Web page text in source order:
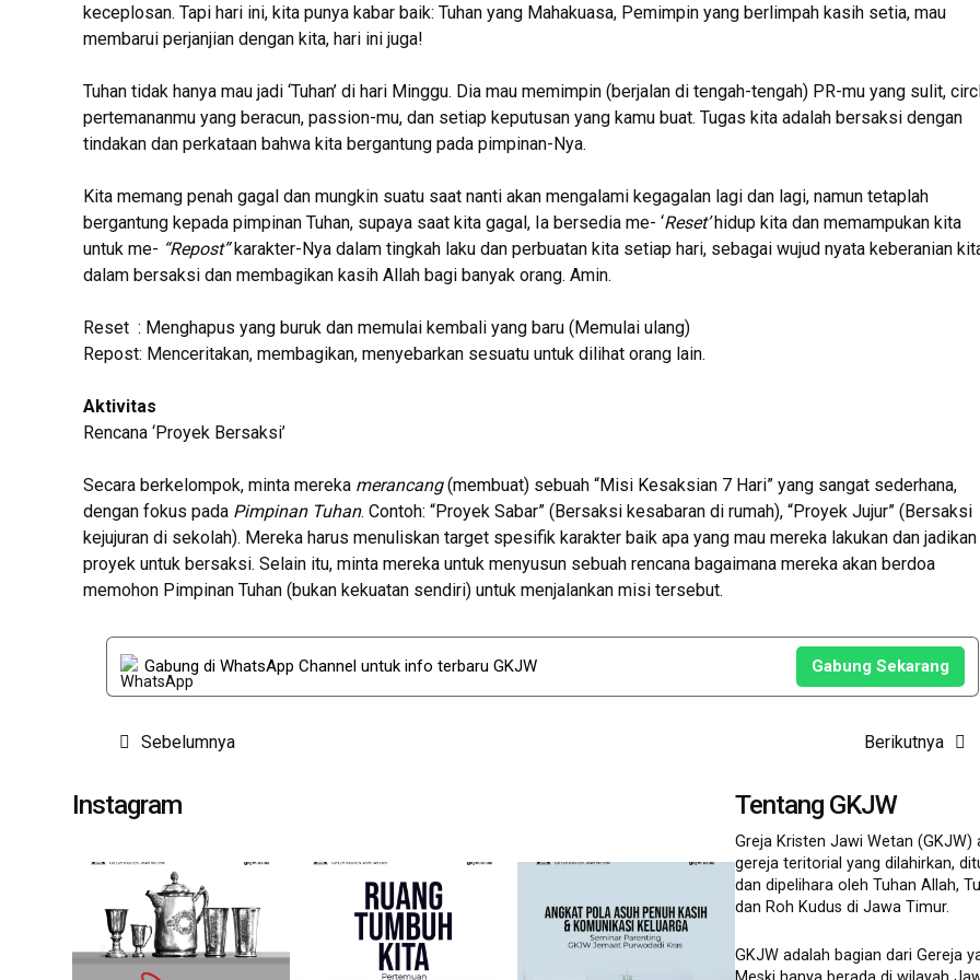
keceplosan. Tapi hari ini, kita punya kabar baik: Tuhan yang Mahakuasa, Pemimpin yang berlimpah kasih setia, mau
membarui perjanjian dengan kita, hari ini juga!
Tuhan tidak hanya mau jadi ‘Tuhan’ di hari Minggu. Dia mau memimpin (berjalan di tengah-tengah) PR-mu yang sulit,
pertemananmu yang beracun, passion-mu, dan setiap keputusan yang kamu buat. Tugas kita adalah bersaksi dengan
tindakan dan perkataan bahwa kita bergantung pada pimpinan-Nya.
Kita memang penah gagal dan mungkin suatu saat nanti akan mengalami kegagalan lagi dan lagi, namun tetaplah
bergantung kepada pimpinan Tuhan, supaya saat kita gagal, Ia bersedia me- ‘Reset’hidup kita dan memampukan kita
untuk me- “Repost”karakter-Nya dalam tingkah laku dan perbuatan kita setiap hari, sebagai wujud nyata keberanian
dalam bersaksi dan membagikan kasih Allah bagi banyak orang. Amin.
Reset : Menghapus yang buruk dan memulai kembali yang baru (Memulai ulang)
Repost: Menceritakan, membagikan, menyebarkan sesuatu untuk dilihat orang lain.
Aktivitas
Rencana ‘Proyek Bersaksi’
Secara berkelompok, minta mereka merancang(membuat) sebuah “Misi Kesaksian 7 Hari” yang sangat sederhana,
dengan fokus pada Pimpinan Tuhan. Contoh: “Proyek Sabar” (Bersaksi kesabaran di rumah), “Proyek Jujur” (Bersaksi
kejujuran di sekolah). Mereka harus menuliskan target spesifik karakter baik apa yang mau mereka lakukan dan jadikan
proyek untuk bersaksi. Selain itu, minta mereka untuk menyusun sebuah rencana bagaimana mereka akan berdoa
memohon Pimpinan Tuhan (bukan kekuatan sendiri) untuk menjalankan misi tersebut.
Gabung di WhatsApp Channel untuk info terbaru GKJW Gabung Sekarang
Post
navigation
Sebelumnya Berikutnya
Instagram Tentang GKJW
Greja Kristen Jawi Wetan (GKJW)
gereja teritorial yang dilahirkan,
dan dipelihara oleh Tuhan Allah,
dan Roh Kudus di Jawa Timur.
GKJW adalah bagian dari Gereja